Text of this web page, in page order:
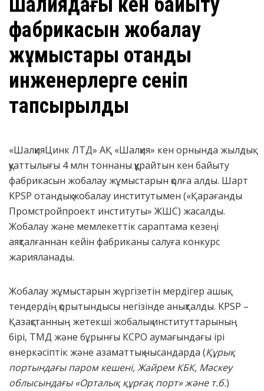
фабрикасын жобалау
жұмыстары отандық
инженерлерге сеніп
тапсырылды
«ШалқияЦинк ЛТД» АҚ «Шалқия» кен орнында жылдық
қуаттылығы 4 млн тоннаны құрайтын кен байыту
фабрикасын жобалау жұмыстарын қолға алды. Шарт
KPSP отандық жобалау институтымен («Қарағанды
Промстройпроект институты» ЖШС) жасалды.
Жобалау және мемлекеттік сараптама кезеңі
аяқталғаннан кейін фабриканы салуға конкурс
жарияланады.
Жобалау жұмыстарын жүргізетін мердігер ашық
тендердің қорытындысы негізінде анықталды. KPSP –
Қазақстанның жетекші жобалық институттарының
бірі, ТМД және бұрынғы КСРО аумағындағы ірі
өнеркәсіптік және азаматтық нысандарда (Құрық
портындағы паром кешені, Жайрем КБК, Мәскеу
облысындағы «Орталық құрғақ порт» және т.б.)